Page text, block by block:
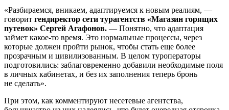
«Разбираемся, вникаем, адаптируемся к новым реалиям, —
говорит гендиректор сети турагентств «Магазин горящих
путевок» Сергей Агафонов. — Понятно, что адаптация
займет какое-то время. Это нормальные процессы, через
которые должен пройти рынок, чтобы стать еще более
прозрачным и цивилизованным. В целом туроператоры
подготовились: заблаговременно добавили необходимые поля
в личных кабинетах, и без их заполнения теперь бронь
не сделать».
При этом, как комментируют несетевые агентства,